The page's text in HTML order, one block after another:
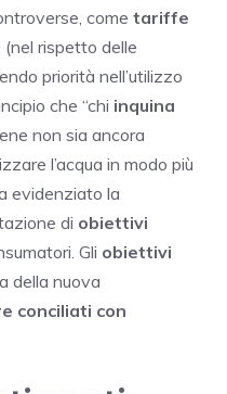
come tariffe
(nel rispetto delle
priorità nell’utilizzo
che “chi inquina
non sia ancora
l’acqua in modo più
evidenziato la
di obiettivi
Gli obiettivi
della nuova
conciliati con